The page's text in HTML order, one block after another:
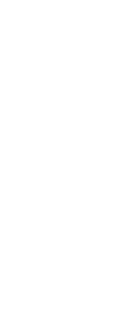
die gesetzliche Krankenkasse,
waren
in der privaten
jedes Unternehmen, das eine
anbietet
in der gesetzlichen
gesetzlichen
versichert, bevor Sie die
aufgenommen haben.
hat eine
oder eine Mitgliedschaft in
Krankenversicherung von
Monaten bestanden oder
Jahren ist eine
von mindestens 24
die freiwillige Mitgliedschaft